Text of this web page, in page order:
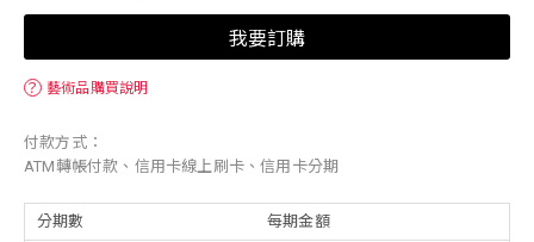
我要訂購
？ 藝術品購買說明
付款方式：
ATM轉帳付款、信用卡線上刷卡、信用卡分期
分期數 每期金額